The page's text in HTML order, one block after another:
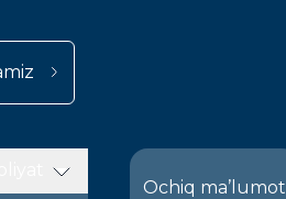
Ochiq ma’lumot